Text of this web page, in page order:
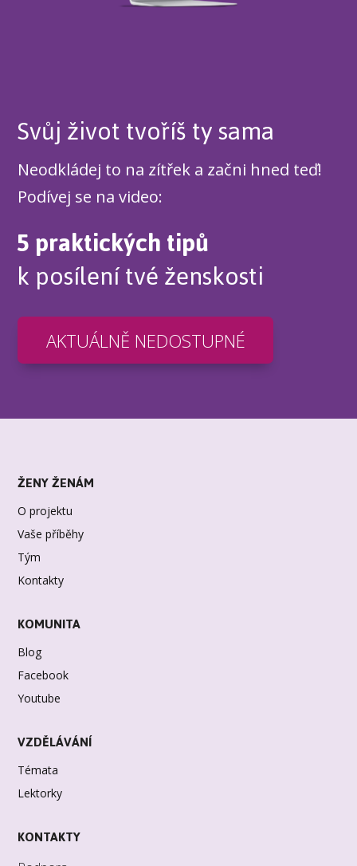
Svůj život tvoříš ty sama
Neodkládej to na zítřek a začni hned teď!
Podívej se na video:
5 praktických tipů
k posílení tvé ženskosti
AKTUÁLNĚ NEDOSTUPNÉ
ŽENY ŽENÁM
O projektu
Vaše příběhy
Tým
Kontakty
KOMUNITA
Blog
Facebook
Youtube
VZDĚLÁVÁNÍ
Témata
Lektorky
KONTAKTY